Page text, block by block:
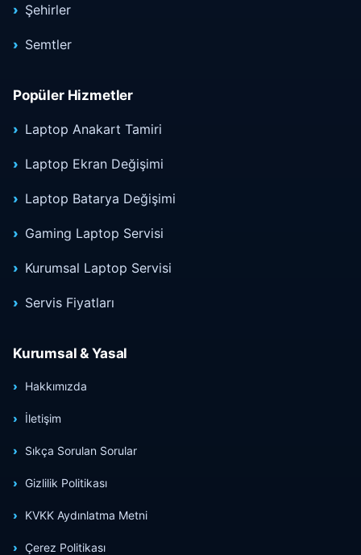
Şehirler
Semtler
Popüler Hizmetler
Laptop Anakart Tamiri
Laptop Ekran Değişimi
Laptop Batarya Değişimi
Gaming Laptop Servisi
Kurumsal Laptop Servisi
Servis Fiyatları
Kurumsal & Yasal
Hakkımızda
İletişim
Sıkça Sorulan Sorular
Gizlilik Politikası
KVKK Aydınlatma Metni
Çerez Politikası